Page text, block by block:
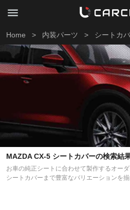
Home > 内装パーツ > シートカ
MAZDA CX-5 シートカバーの検索結
お車の純正シートに合わせて製作するオー
シートカバーまで豊富なバリエーションを揃